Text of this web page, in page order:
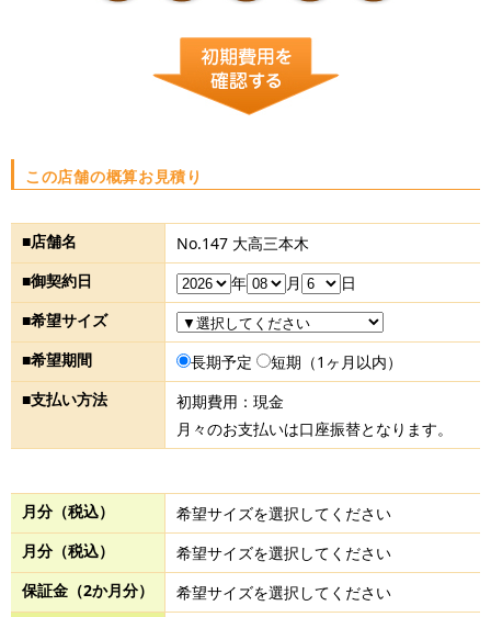
この店舗の概算お見積り
■店舗名
No.147 大高三本木
■御契約日
年 月
日
■希望サイズ
■希望期間
長期予定
短期（1ヶ月以内）
■支払い方法
初期費用：現金
月々のお支払いは口座振替となります。
月分（税込）
希望サイズを選択してください
月分（税込）
希望サイズを選択してください
保証金（2か月分）
希望サイズを選択してください